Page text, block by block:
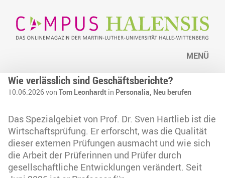
MENÜ
Wie verlässlich sind Geschäftsberichte?
10.06.2026 von Tom Leonhardt in Personalia, Neu berufen
Das Spezialgebiet von Prof. Dr. Sven Hartlieb ist die
Wirtschaftsprüfung. Er erforscht, was die Qualität
dieser externen Prüfungen ausmacht und wie sich
die Arbeit der Prüferinnen und Prüfer durch
gesellschaftliche Entwicklungen verändert. Seit